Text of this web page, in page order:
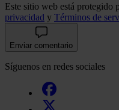
Este sitio web está
privacidad y Términos de
Enviar comentario
Síguenos en redes sociales